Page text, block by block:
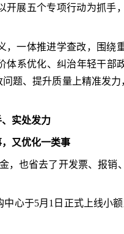
展五个专项行动为抓手
一体推进学查改，围绕
系优化、纠治年轻干部
题、提升质量上精准发力
实处发力
又优化一类事
，也省去了开发票、报销
心于5月1日正式上线小